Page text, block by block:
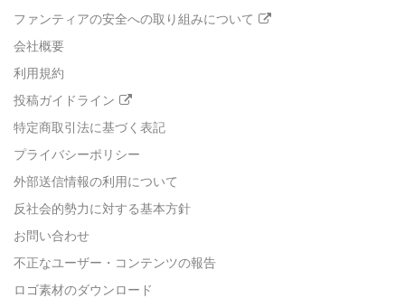
ファンティアの安全への取り組みについて
会社概要
利用規約
投稿ガイドライン
特定商取引法に基づく表記
プライバシーポリシー
外部送信情報の利用について
反社会的勢力に対する基本方針
お問い合わせ
不正なユーザー・コンテンツの報告
ロゴ素材のダウンロード